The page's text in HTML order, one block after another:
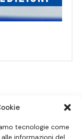
tecnologie come
informazioni del